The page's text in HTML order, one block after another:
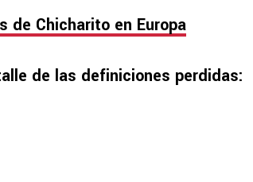
de Chicharito en Europa
de las definiciones perdidas: